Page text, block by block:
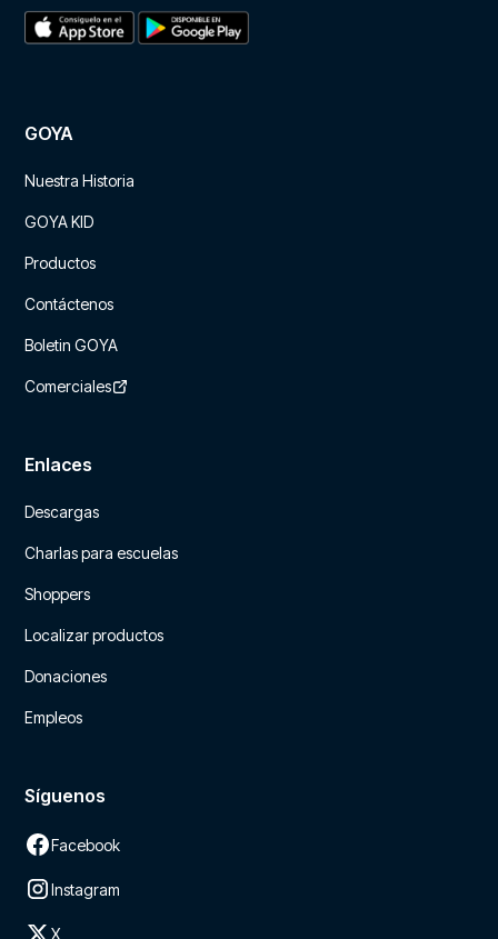
GOYA
Nuestra Historia
GOYA KID
Productos
Contáctenos
Boletin GOYA
Comerciales
Enlaces
Descargas
Charlas para escuelas
Shoppers
Localizar productos
Donaciones
Empleos
Síguenos
Facebook
Instagram
X